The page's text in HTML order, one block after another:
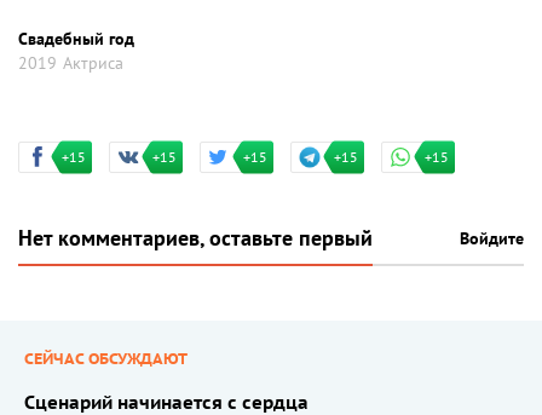
Свадебный год
2019 Актриса
+15 +15 +15 +15 +15
Нет комментариев, оставьте первый Войдите
СЕЙЧАС ОБСУЖДАЮТ
Сценарий начинается с сердца